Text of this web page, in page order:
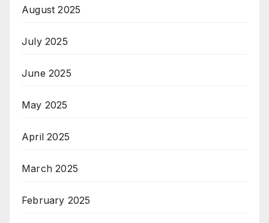
August 2025
July 2025
June 2025
May 2025
April 2025
March 2025
February 2025